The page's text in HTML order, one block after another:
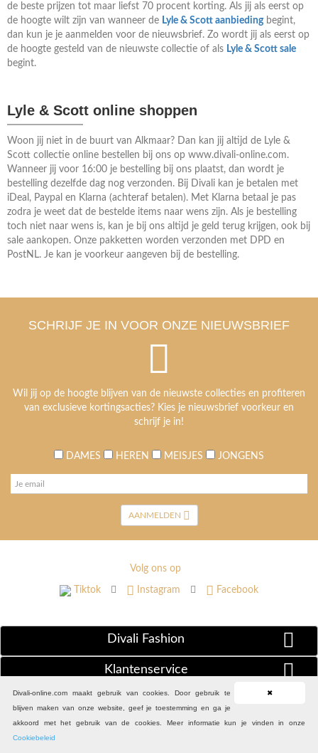
de beste prijzen tot maar liefst 70 procent korting. Als jij als eerst op
de hoogte wilt zijn van wanneer de Lyle & Scott aanbiedingbegint,
dan kun je je aanmelden voor de nieuwsbrief. Zo wordt jij als eerst op
de hoogte gesteld van de nieuwste collectie of als Lyle & Scott sale
begint.
Lyle & Scott online shoppen
Woon jij niet in de buurt van Alkmaar? Dan kan jij altijd de Lyle &
Scott collectie online bestellen bij ons op www.divali-online.com.
Wanneer jij voor 16:00 je bestelling bij ons plaatst, dan wordt je
bestelling dezelfde dag nog verzonden. Bij Divali kan je betalen met
iDeal, Paypal en Klarna (achteraf betalen). Met Klarna betaal je pas
zodra je weet dat de bestelde items naar wens zijn. Als je bestelling
toch niet naar wens is, kan je bij ons altijd je geld terug krijgen, ook bij
sale aankopen. Onze pakketten worden verzonden met DPD en
PostNL. Je kan je voorkeur aangeven bij de bestelling.
SCHRIJF JE IN VOOR ONZE NIEUWSBRIEF
Wil jij op de hoogte blijven van de nieuwste collecties en profiteren
van exclusieve kortingsacties? Kies je nieuwsbrief voorkeur en
schrijf je in!
DAMES HEREN MEISJES JONGENS
AANMELDEN
Volg ons op
Tiktok Instagram Facebook
Divali Fashion
Klantenservice
Extra Informatie
✖
Divali-online.com maakt gebruik van cookies. Door gebruik te
blijven maken van onze website, geef je toestemming en ga je
akkoord met het gebruik van de cookies. Meer informatie kun je vinden in onze
Cookiebeleid